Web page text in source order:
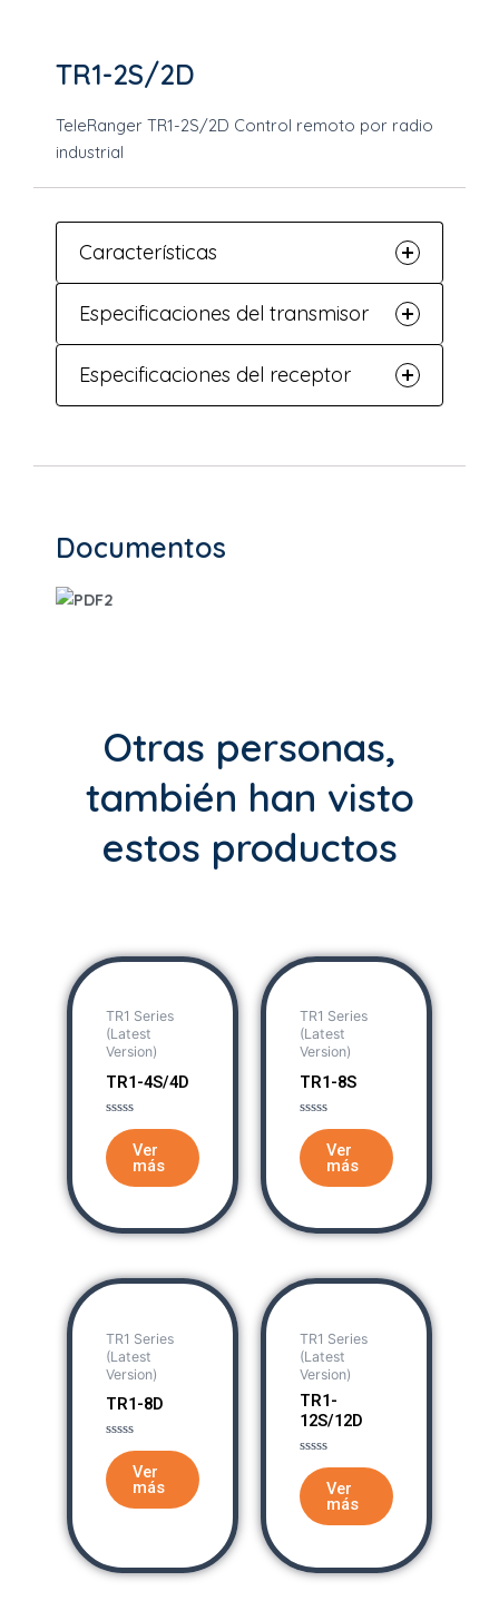
TR1-2S/2D
TeleRanger TR1-2S/2D Control remoto por radio
industrial
Características
Especificaciones del transmisor
Especificaciones del receptor
Documentos
Otras personas,
también han visto
estos productos
TR1 Series
(Latest
Version)
TR1-4S/4D
Rated
0
out
of
5
Ver
más
TR1 Series
(Latest
Version)
TR1-8S
Rated
0
out
of
5
Ver
más
TR1 Series
(Latest
Version)
TR1-8D
Rated
0
out
of
5
Ver
más
TR1 Series
(Latest
Version)
TR1-
12S/12D
Rated
0
out
of
5
Ver
más